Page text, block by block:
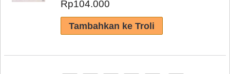
Rp104.000